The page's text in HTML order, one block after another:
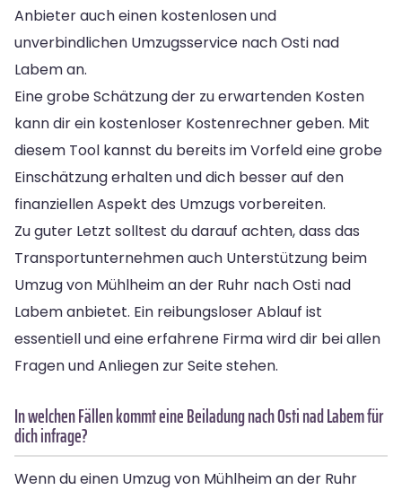
Anbieter auch einen kostenlosen und
unverbindlichen Umzugsservice nach Osti nad
Labem an.
Eine grobe Schätzung der zu erwartenden Kosten
kann dir ein kostenloser Kostenrechner geben. Mit
diesem Tool kannst du bereits im Vorfeld eine grobe
Einschätzung erhalten und dich besser auf den
finanziellen Aspekt des Umzugs vorbereiten.
Zu guter Letzt solltest du darauf achten, dass das
Transportunternehmen auch Unterstützung beim
Umzug von Mühlheim an der Ruhr nach Osti nad
Labem anbietet. Ein reibungsloser Ablauf ist
essentiell und eine erfahrene Firma wird dir bei allen
Fragen und Anliegen zur Seite stehen.
In welchen Fällen kommt eine Beiladung nach Osti nad Labem für
dich infrage?
Wenn du einen Umzug von Mühlheim an der Ruhr